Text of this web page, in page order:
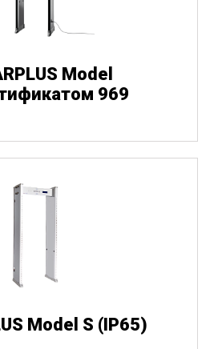
Model
969
Model S (IP65)